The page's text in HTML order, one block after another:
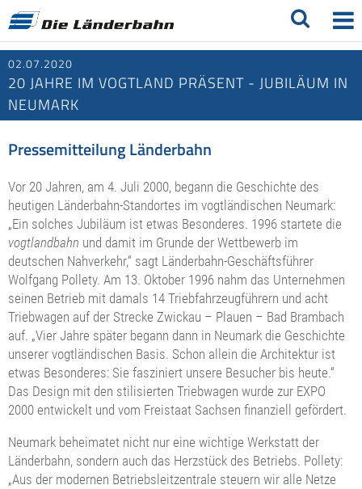
02.07.2020
20 JAHRE IM VOGTLAND PRÄSENT - JUBILÄUM IN
NEUMARK
Pressemitteilung Länderbahn
Vor 20 Jahren, am 4. Juli 2000, begann die Geschichte des
heutigen Länderbahn-Standortes im vogtländischen Neumark:
„Ein solches Jubiläum ist etwas Besonderes. 1996 startete die
vogtlandbahn und damit im Grunde der Wettbewerb im
deutschen Nahverkehr,“ sagt Länderbahn-Geschäftsführer
Wolfgang Pollety. Am 13. Oktober 1996 nahm das Unternehmen
seinen Betrieb mit damals 14 Triebfahrzeugführern und acht
Triebwagen auf der Strecke Zwickau – Plauen – Bad Brambach
auf. „Vier Jahre später begann dann in Neumark die Geschichte
unserer vogtländischen Basis. Schon allein die Architektur ist
etwas Besonderes: Sie fasziniert unsere Besucher bis heute.“
Das Design mit den stilisierten Triebwagen wurde zur EXPO
2000 entwickelt und vom Freistaat Sachsen finanziell gefördert.
Neumark beheimatet nicht nur eine wichtige Werkstatt der
Länderbahn, sondern auch das Herzstück des Betriebs. Pollety:
„Aus der modernen Betriebsleitzentrale steuern wir alle Netze